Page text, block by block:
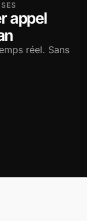
appel
réel. Sans